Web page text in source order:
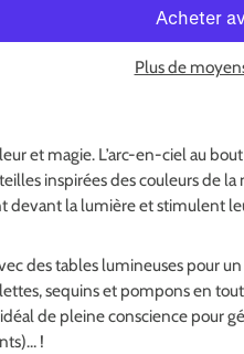
Plus de
et magie. L’arc-en-ciel au
inspirées des couleurs de
devant la lumière et stimulent
des tables lumineuses pour
sequins et pompons en
idéal de pleine conscience pour
!